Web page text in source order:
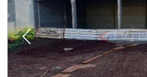
Previous